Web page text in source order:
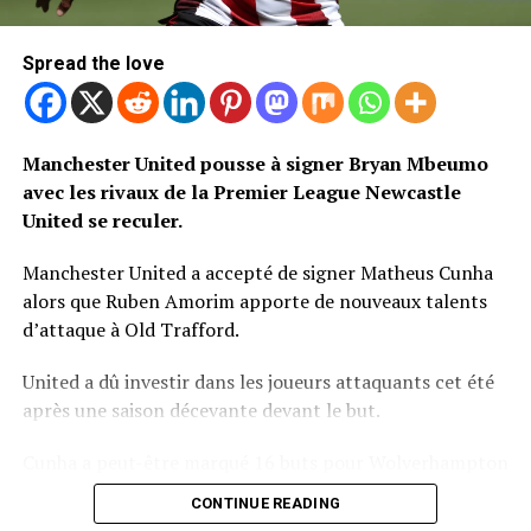
Spread the love
Manchester United pousse à signer Bryan Mbeumo
avec les rivaux de la Premier League Newcastle
United se reculer.
Manchester United a accepté de signer Matheus Cunha
alors que Ruben Amorim apporte de nouveaux talents
d’attaque à Old Trafford.
United a dû investir dans les joueurs attaquants cet été
après une saison décevante devant le but.
Wanderers la saison dernière, mais lui seul ne résoudra
pas les problèmes d’attaque de United.
CONTINUE READING